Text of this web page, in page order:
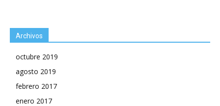
Archivos
octubre 2019
agosto 2019
febrero 2017
enero 2017